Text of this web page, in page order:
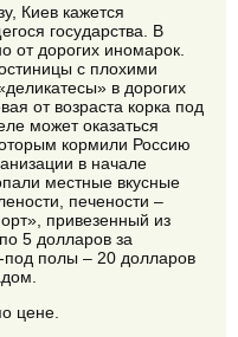
Киев кажется
государства. В
от дорогих иномарок.
с плохими
в дорогих
от возраста корка под
может оказаться
кормили Россию
в начале
местные вкусные
печености –
привезенный из
5 долларов за
полы – 20 долларов
цене.